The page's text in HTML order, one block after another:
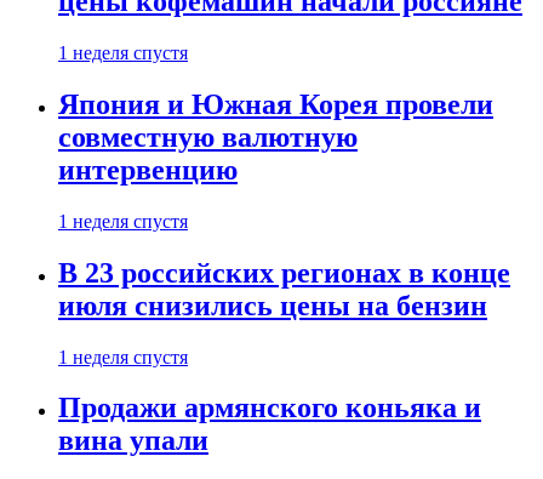
1 неделя спустя
Япония и Южная Корея провели
совместную валютную
интервенцию
1 неделя спустя
В 23 российских регионах в конце
июля снизились цены на бензин
1 неделя спустя
Продажи армянского коньяка и
вина упали